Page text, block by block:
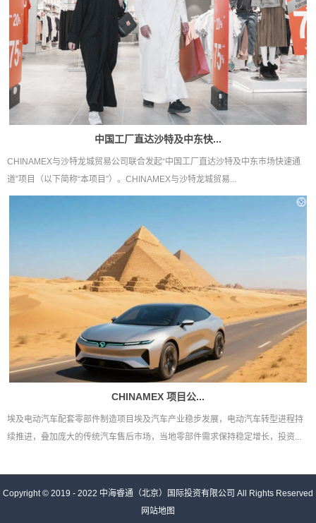
中国工厂直达沙特及中东快...
CHINAMEX与沙特龙城贸易公司联合发起“中国工厂直达沙特及中东市场快速通
道”项目（以下简称“本项目”）。CHINAMEX与沙特龙城贸易...
CHINAMEX 项目公...
埃及电动汽车配套零部件制造项目埃及汽车产业稳步发展，电动汽车转型进程持
续推进，叠加庞大的传统汽车售后市场，当地零部件需求保持稳定增长，投资...
Copyright © 2019 - 2022 中海睿通（北京）国际投资有限公司 All Rights Reserved
网站地图